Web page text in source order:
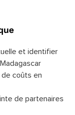
et identifier
coûts en
de partenaires